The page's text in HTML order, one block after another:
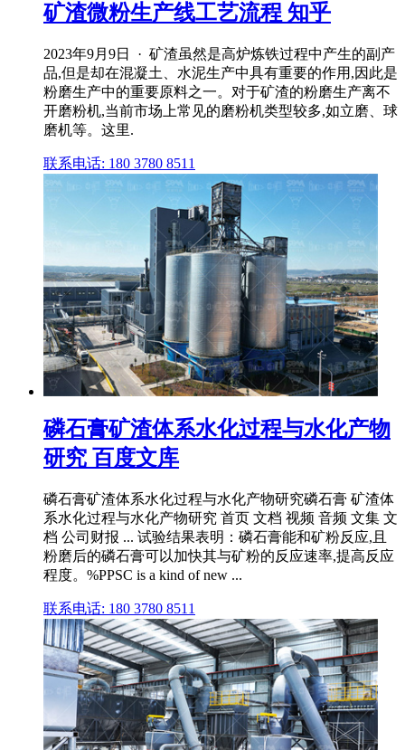
矿渣微粉生产线工艺流程 知乎
2023年9月9日 · 矿渣虽然是高炉炼铁过程中产生的副产
品,但是却在混凝土、水泥生产中具有重要的作用,因此是
粉磨生产中的重要原料之一。对于矿渣的粉磨生产离不
开磨粉机,当前市场上常见的磨粉机类型较多,如立磨、球
磨机等。这里.
联系电话: 180 3780 8511
磷石膏矿渣体系水化过程与水化产物
研究 百度文库
磷石膏矿渣体系水化过程与水化产物研究磷石膏 矿渣体
系水化过程与水化产物研究 首页 文档 视频 音频 文集 文
档 公司财报 ... 试验结果表明：磷石膏能和矿粉反应,且
粉磨后的磷石膏可以加快其与矿粉的反应速率,提高反应
程度。%PPSC is a kind of new ...
联系电话: 180 3780 8511